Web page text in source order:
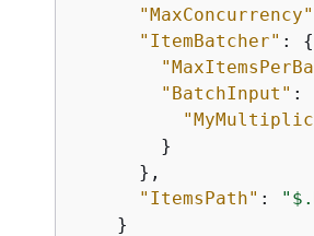
"MaxConcurrency"
"ItemBatcher" : {
"BatchInput" :
        }
      },
"ItemsPath" :
    }